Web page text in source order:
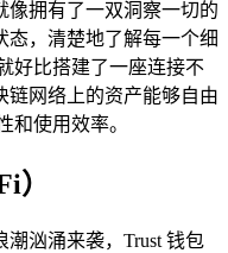
像拥有了一双洞察一切的
态，清楚地了解每一个细
好比搭建了一座连接不
链网络上的资产能够自由
和使用效率。
）
潮汹涌来袭，Trust 钱包